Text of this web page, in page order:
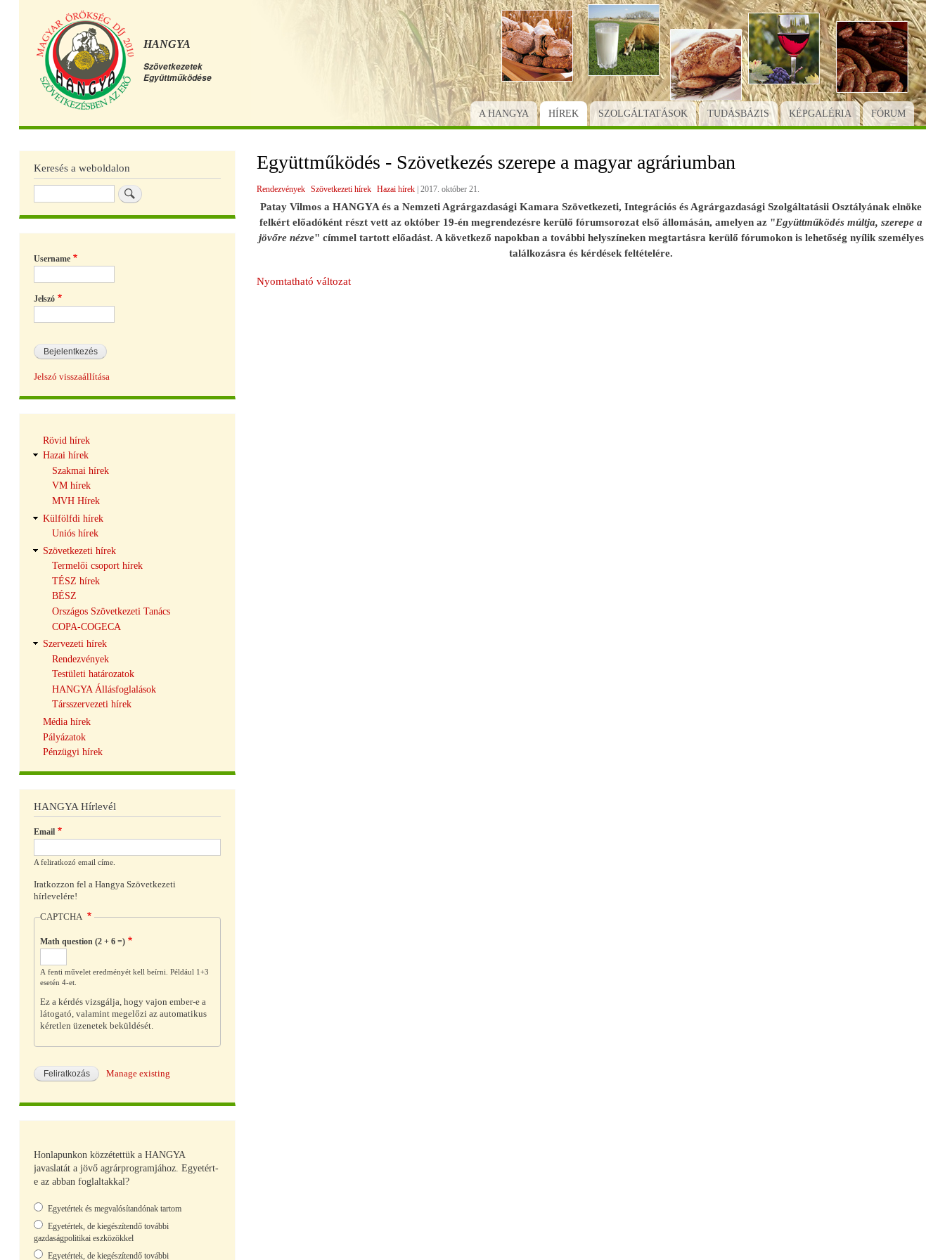
Ugrás
a
tartalomra
HANGYA
Szövetkezetek
Együttműködése
Főmenü
A HANGYA HÍREK SZOLGÁLTATÁSOK TUDÁSBÁZIS KÉPGALÉRIA FÓRUM
Együttműködés - Szövetkezés szerepe a magyar agráriumban
Rendezvények Szövetkezeti hírek Hazai hírek 2017. október 21.
Patay Vilmos a HANGYA és a Nemzeti Agrárgazdasági Kamara Szövetkezeti, Integrációs és Agrárgazdasági Szolgáltatásii Osztályának elnöke
felkért előadóként részt vett az október 19-én megrendezésre kerülő fórumsorozat első állomásán, amelyen az "Együttműködés múltja, szerepe a
jövőre nézve" címmel tartott előadást. A következő napokban a további helyszíneken megtartásra kerülő fórumokon is lehetőség nyílik személyes
találkozásra és kérdések feltételére.
Nyomtatható változat
Keresés a weboldalon
Username
Jelszó
Jelszó visszaállítása
navigáció
Rövid hírek
Hazai hírek
Szakmai hírek
VM hírek
MVH Hírek
Külfölfdi hírek
Uniós hírek
Szövetkezeti hírek
Termelői csoport hírek
TÉSZ hírek
BÉSZ
Országos Szövetkezeti Tanács
COPA-COGECA
Szervezeti hírek
Rendezvények
Testületi határozatok
HANGYA Állásfoglalások
Társszervezeti hírek
Média hírek
Pályázatok
Pénzügyi hírek
HANGYA Hírlevél
Email
A feliratkozó email címe.
Iratkozzon fel a Hangya Szövetkezeti
hírlevelére!
CAPTCHA
Math question (2 + 6 =)
A fenti művelet eredményét kell beírni. Például 1+3
esetén 4-et.
Ez a kérdés vizsgálja, hogy vajon ember-e a
látogató, valamint megelőzi az automatikus
kéretlen üzenetek beküldését.
Manage existing
Honlapunkon közzétettük a HANGYA
javaslatát a jövő agrárprogramjához. Egyetért-
e az abban foglaltakkal?
Választások
Egyetértek és megvalósítandónak tartom
Egyetértek, de kiegészítendő további
gazdaságpolitikai eszközökkel
Egyetértek, de kiegészítendő további